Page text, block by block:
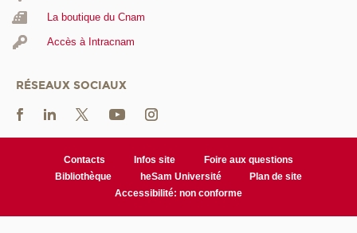
La boutique du Cnam
Accès à Intracnam
RÉSEAUX SOCIAUX
Contacts Infos site
Foire aux questions
Bibliothèque
heSam Université
Plan de site
Accessibilité: non conforme